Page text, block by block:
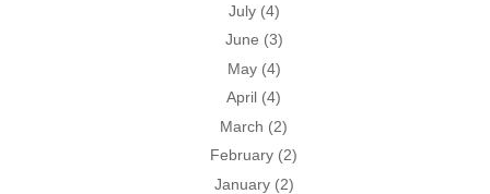
July (4)
June (3)
May (4)
April (4)
March (2)
February (2)
January (2)